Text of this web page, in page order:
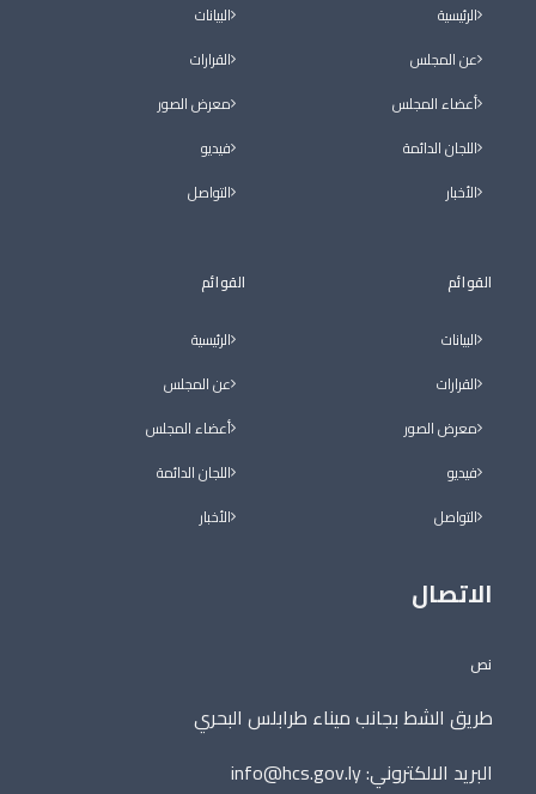
الرئيسية
عن المجلس
أعضاء المجلس
اللجان الدائمة
الأخبار
القوائم
البيانات
القرارات
معرض الصور
فيديو
التواصل
البيانات
القرارات
معرض الصور
فيديو
التواصل
القوائم
الرئيسية
عن المجلس
أعضاء المجلس
اللجان الدائمة
الأخبار
الاتصال
نص
طريق الشط بجانب ميناء طرابلس البحري
البريد الالكتروني:info@hcs.gov.ly